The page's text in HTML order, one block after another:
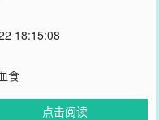
18:15:08
食
点击阅读